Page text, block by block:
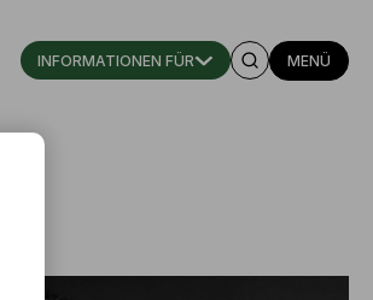
INFORMATIONEN FÜR MENÜ